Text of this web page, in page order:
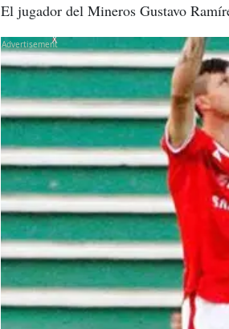
El jugador del Mineros Gustavo
X